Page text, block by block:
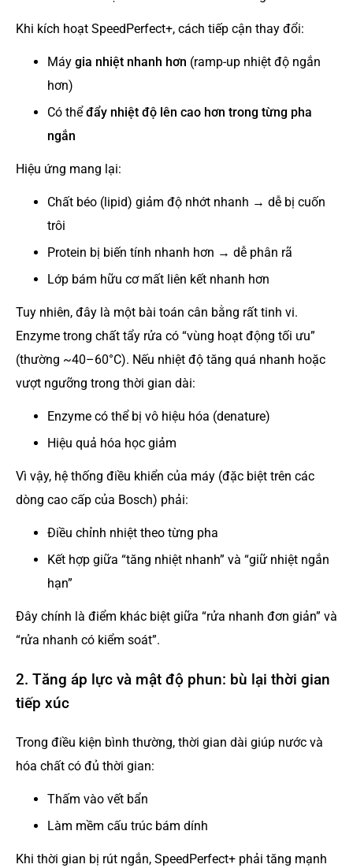
Khi kích hoạt SpeedPerfect+, cách tiếp cận thay đổi:
Máy gia nhiệt nhanh hơn (ramp-up nhiệt độ ngắn
hơn)
Có thể đẩy nhiệt độ lên cao hơn trong từng pha
ngắn
Hiệu ứng mang lại:
Chất béo (lipid) giảm độ nhớt nhanh → dễ bị cuốn
trôi
Protein bị biến tính nhanh hơn → dễ phân rã
Lớp bám hữu cơ mất liên kết nhanh hơn
Tuy nhiên, đây là một bài toán cân bằng rất tinh vi.
Enzyme trong chất tẩy rửa có “vùng hoạt động tối ưu”
(thường ~40–60°C). Nếu nhiệt độ tăng quá nhanh hoặc
vượt ngưỡng trong thời gian dài:
Enzyme có thể bị vô hiệu hóa (denature)
Hiệu quả hóa học giảm
Vì vậy, hệ thống điều khiển của máy (đặc biệt trên các
dòng cao cấp của Bosch) phải:
Điều chỉnh nhiệt theo từng pha
Kết hợp giữa “tăng nhiệt nhanh” và “giữ nhiệt ngắn
hạn”
Đây chính là điểm khác biệt giữa “rửa nhanh đơn giản” và
“rửa nhanh có kiểm soát”.
2. Tăng áp lực và mật độ phun: bù lại thời gian
tiếp xúc
Trong điều kiện bình thường, thời gian dài giúp nước và
hóa chất có đủ thời gian:
Thấm vào vết bẩn
Làm mềm cấu trúc bám dính
Khi thời gian bị rút ngắn, SpeedPerfect+ phải tăng mạnh